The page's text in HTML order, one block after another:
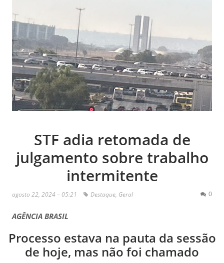
STF adia retomada de
julgamento sobre trabalho
intermitente
agosto 22, 2024 – 05:21 Destaque, Geral 0
AGÊNCIA BRASIL
Processo estava na pauta da sessão
de hoje, mas não foi chamado